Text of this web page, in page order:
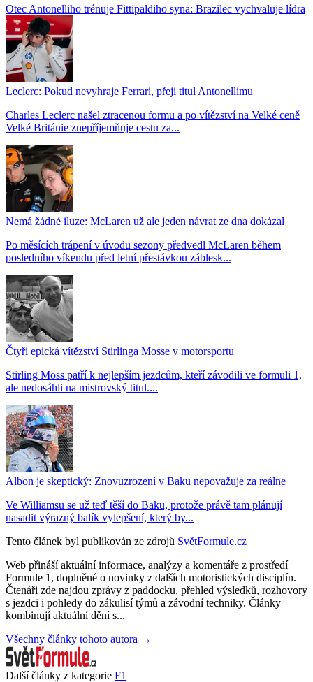
Otec Antonelliho trénuje Fittipaldiho syna: Brazilec vychvaluje lídra
Leclerc: Pokud nevyhraje Ferrari, přeji titul Antonellimu
Charles Leclerc našel ztracenou formu a po vítězství na Velké ceně
Velké Británie znepříjemňuje cestu za...
Nemá žádné iluze: McLaren už ale jeden návrat ze dna dokázal
Po měsících trápení v úvodu sezony předvedl McLaren během
posledního víkendu před letní přestávkou záblesk...
Čtyři epická vítězství Stirlinga Mosse v motorsportu
Stirling Moss patří k nejlepším jezdcům, kteří závodili ve formuli 1,
ale nedosáhli na mistrovský titul....
Albon je skeptický: Znovuzrození v Baku nepovažuje za reálne
Ve Williamsu se už teď těší do Baku, protože právě tam plánují
nasadit výrazný balík vylepšení, který by...
Tento článek byl publikován ze zdrojů SvětFormule.cz
Web přináší aktuální informace, analýzy a komentáře z prostředí
Formule 1, doplněné o novinky z dalších motoristických disciplín.
Čtenáři zde najdou zprávy z paddocku, přehled výsledků, rozhovory
s jezdci i pohledy do zákulisí týmů a závodní techniky. Články
kombinují aktuální dění s...
Všechny články tohoto autora →
Další články z kategorie F1